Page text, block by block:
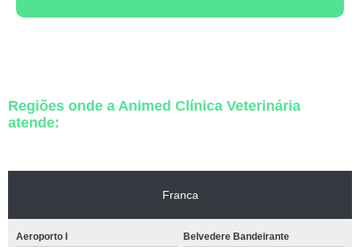
Regiões onde a Animed Clínica Veterinária
atende:
Franca
Aeroporto I Belvedere Bandeirante